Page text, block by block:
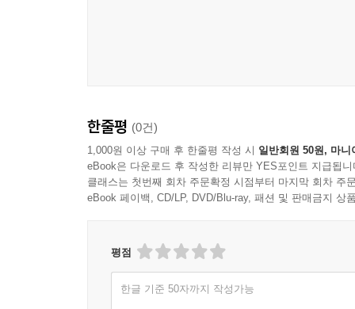
요약되어 있다.
가장 눈에 띄는 교훈은 아무리 고집스러운 리더라
가 자신의 스타일을 바꾸기 위해 노력하는 경우,
같은 변화의 노력과 함께 일하는 모든 분께 드리
메타포는 변화 관리, 치료, 코칭, 그리고 코치 수
배운 점을 제시한다.
6장은 기능 및 조직 관점에서 5개의 평행 플롯으
목표와 HPT 모델 적용을 소개한다. 가시적 성과
7장은 코치인 헬렌 징크의 관점에서 팀코칭 여
상호작용을 다루며, 3년간의 여정 동안 발생한
역동, 팀의 성숙도 발전 과정, 그리고 수퍼비전
한줄평 (0건)
1,000원 이상 구매 후 한줄평 작성 시 일반회원 50원, 마니
eBook은 다운로드 후 작성한 리뷰만 YES포인트 지급됩니
클래스는 첫번째 회차 주문확정 시점부터 마지막 회차 주
eBook 페이백, CD/LP, DVD/Blu-ray, 패션 및 판매금지 상
평점
한글 기준 50자까지 작성가능